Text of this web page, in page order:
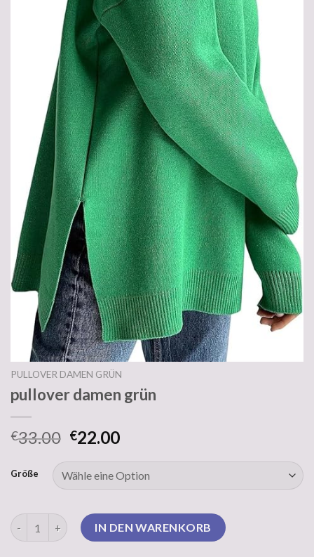
PULLOVER DAMEN GRÜN
pullover damen grün
€33.00 €22.00
Größe
pullover damen grün MengeIN DEN WARENKORB